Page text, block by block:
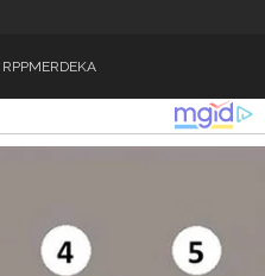
RPPMERDEKA